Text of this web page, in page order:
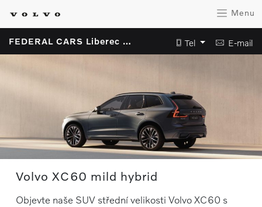
Menu
FEDERAL CARS Liberec s.r.o. Tel E-mail
Volvo XC60 mild hybrid
Objevte naše SUV střední velikosti Volvo XC60 s